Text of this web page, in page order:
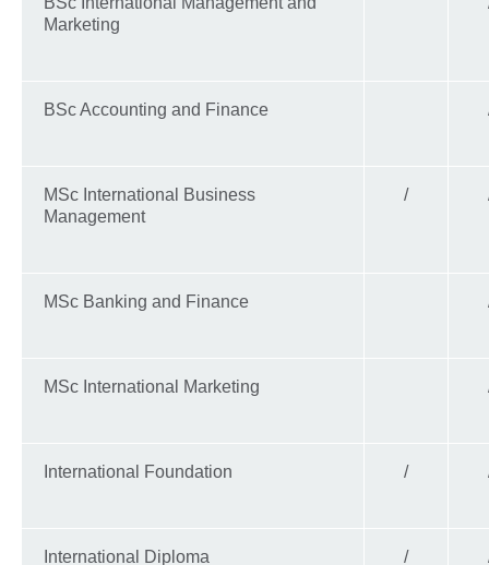
Marketing
BSc Accounting and Finance
MSc International Business
Management
/
MSc Banking and Finance
MSc International Marketing
International Foundation /
International Diploma /